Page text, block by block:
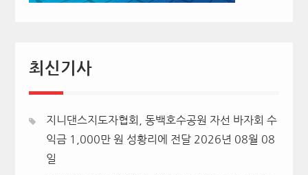
최신기사
지니댄스지도자협회, 동백호수공원 자선 바자회 수
익금 1,000만 원 성황리에 전달 2026년 08월 08
일